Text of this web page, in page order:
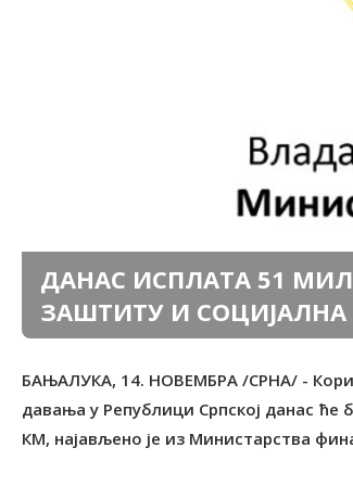
ДАНАС ИСПЛАТА 51
ЗАШТИТУ И
БАЊАЛУКА, 14. НОВЕМБРА /СРНА/ -
давања у Републици Српској данас ће
КМ, најављено је из Министарства